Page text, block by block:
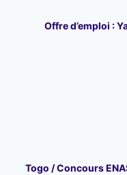
Offre d’emploi :
Togo / Concours